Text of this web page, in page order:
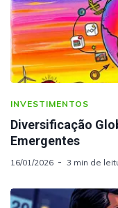
INVESTIMENTOS
Diversificação
Emergentes
16/01/2026 3 min de